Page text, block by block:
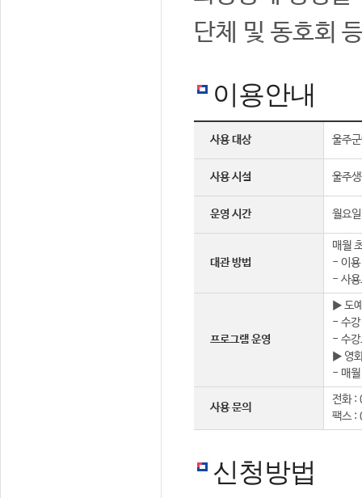
단체 및 동호회
이용안내
사용 대상 울주
사용 시설 울주
운영 시간 월요
대관 방법
매월
- 이용
- 사용
프로그램 운영
▶ 도
- 수강
- 수강
▶ 영
- 매월
사용 문의
전화
팩스
신청방법